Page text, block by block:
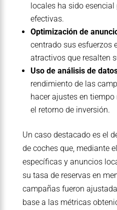
locales ha sido
efectivas.
Optimización de
centrado sus esfuerzos
atractivos que resalten
Uso de análisis de
rendimiento de las
hacer ajustes en
el retorno de inversión.
Un caso destacado es el
de coches que, mediante
específicas y anuncios
su tasa de reservas en
campañas fueron
base a las métricas